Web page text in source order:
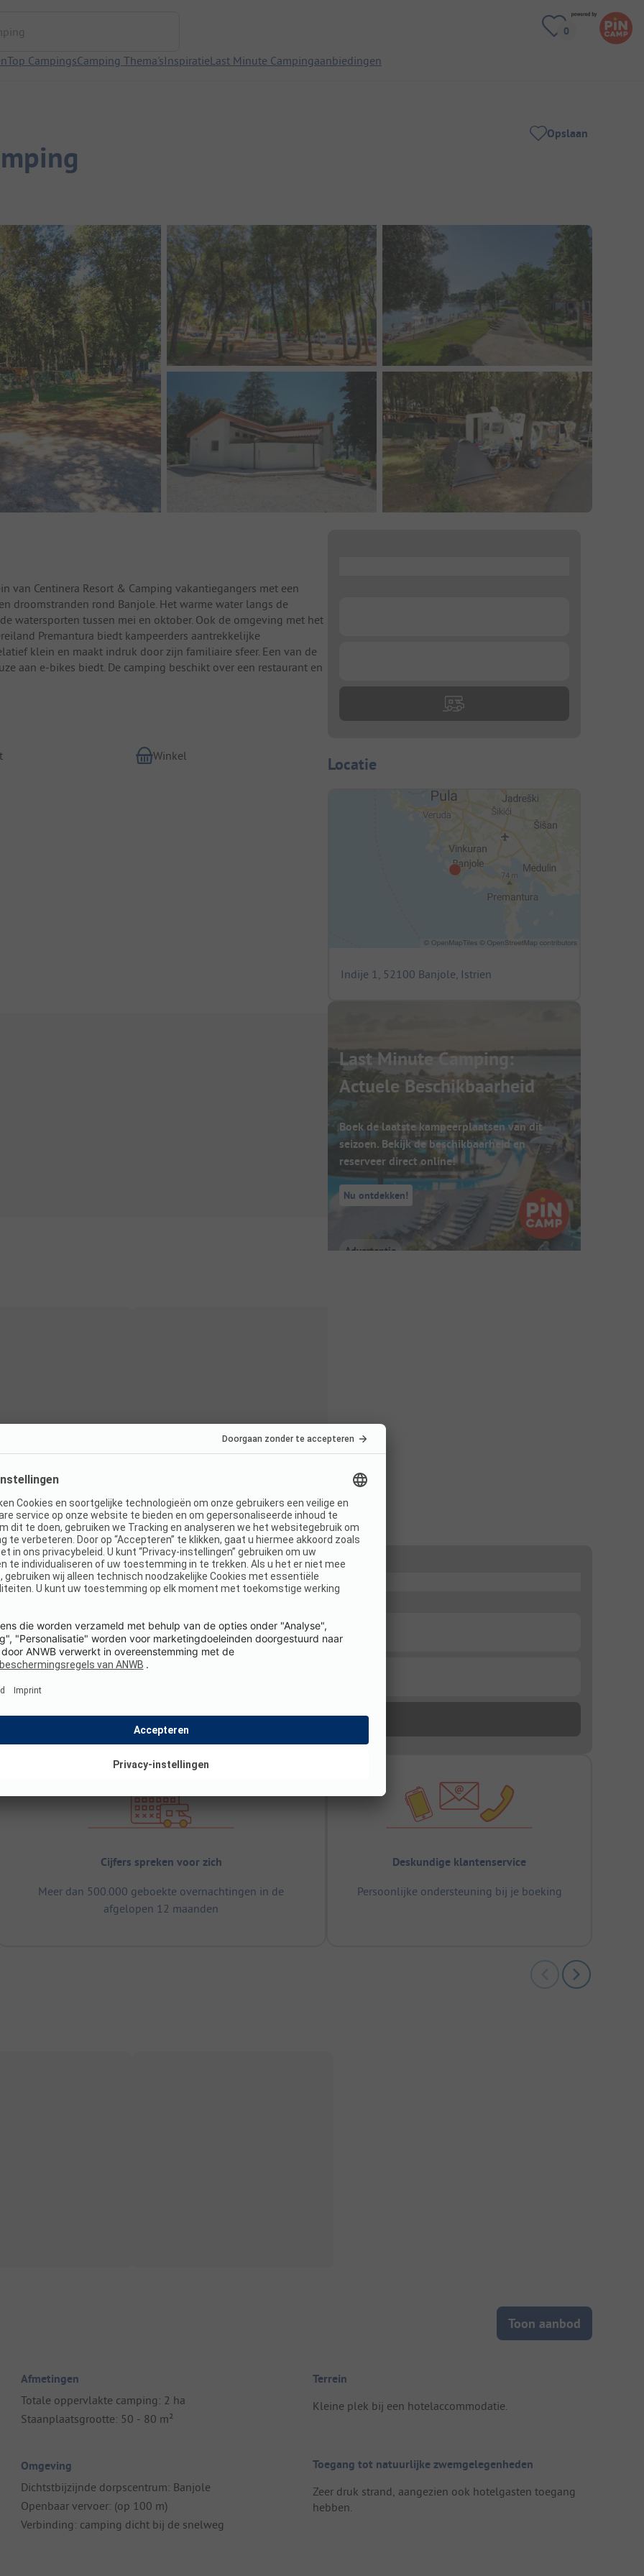
Top CampingsCamping Thema'sInspiratieLast Minute Campingaanbiedingen
Opslaan
van Centinera Resort & Camping vakantiegangers met een
droomstranden rond Banjole. Het warme water langs de
watersporten tussen mei en oktober. Ook de omgeving met het
Premantura biedt kampeerders aantrekkelijke
klein en maakt indruk door zijn familiaire sfeer. Een van de
aan e-bikes biedt. De camping beschikt over een restaurant en
Winkel Locatie
Indije 1, 52100 Banjole, Istrien
Last Minute Camping:
Actuele Beschikbaarheid
Boek de laatste kampeerplaatsen van dit
seizoen. Bekijk de beschikbaarheid en
reserveer direct online!
Nu ontdekken!
Cijfers spreken voor zich
Meer dan 500.000 geboekte overnachtingen in de
afgelopen 12 maanden
Deskundige klantenservice
Persoonlijke ondersteuning bij je boeking
Toon aanbod
Afmetingen
Totale oppervlakte camping: 2 ha
Staanplaatsgrootte: 50 - 80 m²
Omgeving
Dichtstbijzijnde dorpscentrum: Banjole
Openbaar vervoer: (op 100 m)
Verbinding: camping dicht bij de snelweg
Terrein
Kleine plek bij een hotelaccommodatie.
Toegang tot natuurlijke zwemgelegenheden
Zeer druk strand, aangezien ook hotelgasten toegang
hebben.